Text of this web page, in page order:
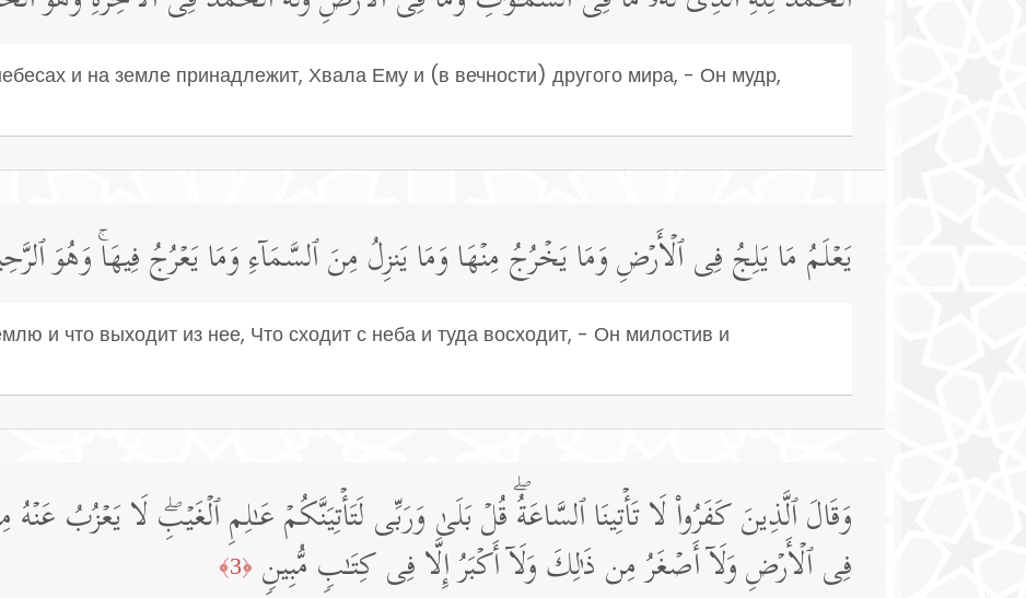
и на земле принадлежит, Хвала Ему и (в вечности) другого мира, - Он мудр,
یَعۡلَمُ مَا یَلِجُ فِی ٱلۡأَرۡضِ وَمَا یَخۡرُجُ مِنۡهَا وَمَا یَنزِلُ مِنَ ٱلسَّمَاۤءِ وَمَا یَعۡرُجُ فِیهَاۚ وَهُوَ
и что выходит из нее, Что сходит с неба и туда восходит, - Он милостив и
وَقَالَ ٱلَّذِینَ كَفَرُوا۟ لَا تَأۡتِینَا ٱلسَّاعَةُۖ قُلۡ بَلَىٰ وَرَبِّی لَتَأۡتِیَنَّكُمۡ عَـٰلِمِ ٱلۡغَیۡبِۖ لَا یَعۡزُبُ
فِی ٱلۡأَرۡضِ وَلَاۤ أَصۡغَرُ مِن ذَ ٰ⁠لِكَ وَلَاۤ أَكۡبَرُ إِلَّا فِی كِتَـٰبࣲ مُّبِینࣲ ﴿3﴾